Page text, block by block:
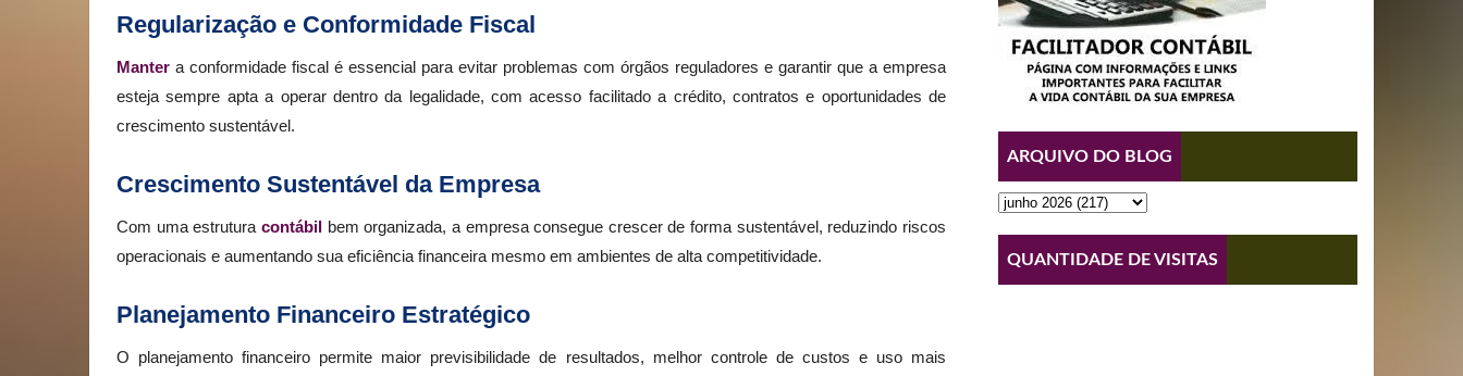
Regularização e Conformidade Fiscal
Manter a conformidade fiscal é essencial para evitar problemas com órgãos reguladores e garantir que a empresa
esteja sempre apta a operar dentro da legalidade, com acesso facilitado a crédito, contratos e oportunidades de
crescimento sustentável.
Crescimento Sustentável da Empresa
Com uma estrutura contábil
bem organizada, a empresa consegue crescer de forma sustentável, reduzindo riscos
operacionais e aumentando sua eficiência financeira mesmo em ambientes de alta competitividade.
Planejamento Financeiro Estratégico
O planejamento financeiro permite maior previsibilidade de resultados, melhor controle de custos e uso mais
ARQUIVO DO BLOG
QUANTIDADE DE VISITAS